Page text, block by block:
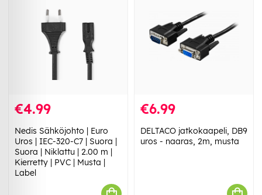
€4.99
Nedis Sähköjohto | Euro
Uros | IEC-320-C7 | Suora |
Suora | Niklattu | 2.00 m |
Kierretty | PVC | Musta |
Label
€6.99
DELTACO jatkokaapeli, DB9
uros - naaras, 2m, musta